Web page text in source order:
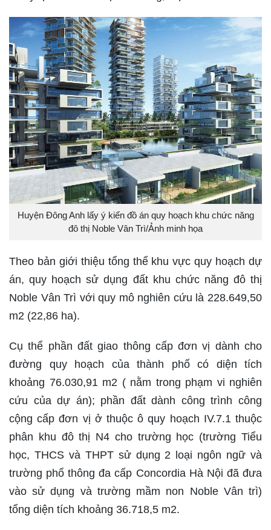
Huyện Đông Anh lấy ý kiến đồ án quy hoạch khu chức năng
đô thị Noble Vân Trì/Ảnh minh họa
Theo bản giới thiệu tổng thể khu vực quy hoạch dự
án, quy hoạch sử dụng đất khu chức năng đô thị
Noble Vân Trì với quy mô nghiên cứu là 228.649,50
m2 (22,86 ha).
Cụ thể phần đất giao thông cấp đơn vị dành cho
đường quy hoạch của thành phố có diện tích
khoảng 76.030,91 m2 ( nằm trong phạm vi nghiên
cứu của dự án); phần đất dành công trình công
cộng cấp đơn vị ở thuộc ô quy hoạch IV.7.1 thuộc
phân khu đô thị N4 cho trường học (trường Tiểu
học, THCS và THPT sử dụng 2 loại ngôn ngữ và
trường phổ thông đa cấp Concordia Hà Nội đã đưa
vào sử dụng và trường mầm non Noble Vân trì)
tổng diện tích khoảng 36.718,5 m2.